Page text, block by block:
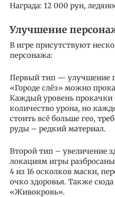
Награда: 12 000 рун,
Улучшение
В игре присутствуют
персонажа:
Первый тип — улучшение
«Городе слёз» можно
Каждый уровень прокачки
количество урона, но
стоить всё больше гео,
руды – редкий материал.
Второй тип – увеличение
локациям игры
4 из 16 осколков маски,
очко здоровья. Также
«Живокровь».